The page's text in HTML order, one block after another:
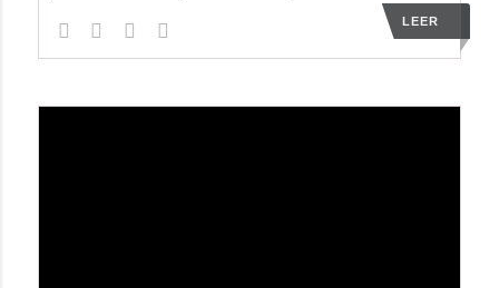
LEER